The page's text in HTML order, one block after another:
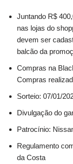
Juntando R$
nas lojas do
devem ser
balcão da
Compras na
Compras
Sorteio: 07/01/
Divulgação do
Patrocínio:
Regulamento
da Costa